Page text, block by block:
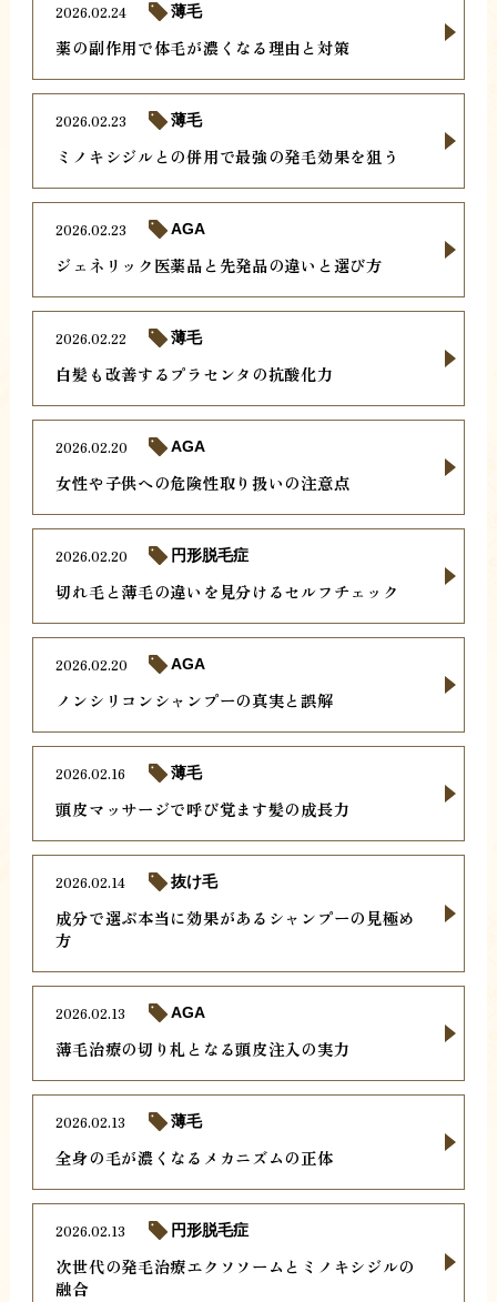
薬の副作用で体毛が濃くなる理由と対策
2026.02.24 薄毛
ミノキシジルとの併用で最強の発毛効果を狙う
2026.02.23 薄毛
ジェネリック医薬品と先発品の違いと選び方
2026.02.23 AGA
白髪も改善するプラセンタの抗酸化力
2026.02.22 薄毛
女性や子供への危険性取り扱いの注意点
2026.02.20 AGA
切れ毛と薄毛の違いを見分けるセルフチェック
2026.02.20 円形脱毛症
ノンシリコンシャンプーの真実と誤解
2026.02.20 AGA
頭皮マッサージで呼び覚ます髪の成長力
2026.02.16 薄毛
成分で選ぶ本当に効果があるシャンプーの見極め
方
2026.02.14 抜け毛
薄毛治療の切り札となる頭皮注入の実力
2026.02.13 AGA
全身の毛が濃くなるメカニズムの正体
2026.02.13 薄毛
次世代の発毛治療エクソソームとミノキシジルの
融合
2026.02.13 円形脱毛症